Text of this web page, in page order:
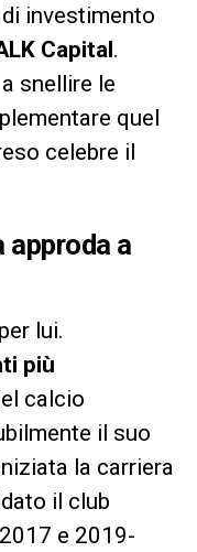
investimento
Capital.
snellire le
quel
celebre il
approda a
lui.
più
calcio
il suo
la carriera
il club
e 2019-